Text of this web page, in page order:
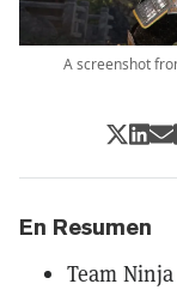
A screenshot
En Resumen
Team